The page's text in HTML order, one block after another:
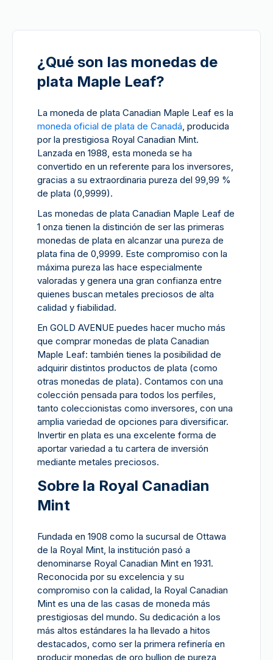
¿Qué son las monedas de
plata Maple Leaf?
La moneda de plata Canadian Maple Leaf es la
moneda oficial de plata de Canadá, producida
por la prestigiosa Royal Canadian Mint.
Lanzada en 1988, esta moneda se ha
convertido en un referente para los inversores,
gracias a su extraordinaria pureza del 99,99 %
de plata (0,9999).
Las monedas de plata Canadian Maple Leaf de
1 onza tienen la distinción de ser las primeras
monedas de plata en alcanzar una pureza de
plata fina de 0,9999. Este compromiso con la
máxima pureza las hace especialmente
valoradas y genera una gran confianza entre
quienes buscan metales preciosos de alta
calidad y fiabilidad.
En GOLD AVENUE puedes hacer mucho más
que comprar monedas de plata Canadian
Maple Leaf: también tienes la posibilidad de
adquirir distintos productos de plata (como
otras monedas de plata). Contamos con una
colección pensada para todos los perfiles,
tanto coleccionistas como inversores, con una
amplia variedad de opciones para diversificar.
Invertir en plata es una excelente forma de
aportar variedad a tu cartera de inversión
mediante metales preciosos.
Sobre la Royal Canadian
Mint
Fundada en 1908 como la sucursal de Ottawa
de la Royal Mint, la institución pasó a
denominarse Royal Canadian Mint en 1931.
Reconocida por su excelencia y su
compromiso con la calidad, la Royal Canadian
Mint es una de las casas de moneda más
prestigiosas del mundo. Su dedicación a los
más altos estándares la ha llevado a hitos
destacados, como ser la primera refinería en
producir monedas de oro bullion de pureza